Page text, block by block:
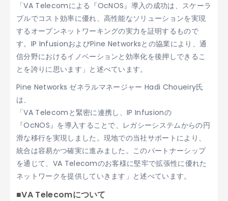
「VA Telecomによる『OcNOS』導入の成功は、スケーラ
ブルでコスト効率に優れ、高性能なソリューションを実現
するオープンネットワーキングの実力を証明するもので
す。IP InfusionおよびPine Networksとの協業により、通
信分野におけるイノベーションと効率化を後押しできるこ
とを誇りに思います」と述べています。
Pine Networks ゼネラルマネージャー Hadi Choueiry氏
は、
「VA Telecomと緊密に連携し、IP Infusionの
『OcNOS』を導入することで、レガシーシステムからの円
滑な移行を実現しました。現地での当社サポートにより、
統合は容易かつ確実に進みました。このパートナーシップ
を通じて、VA Telecomのお客様に堅牢で拡張性に優れた
ネットワークを提供していきます」と述べています。
■VA Telecomについて